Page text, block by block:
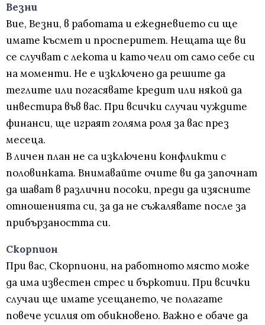
Везни
Вие, Везни, в работата и ежедневието си ще
имате късмет и просперитет. Нещата ще ви
се случват с лекота и като чели от само себе си
на моменти. Не е изключено да решите да
теглите или погасявате кредит или някой да
инвестира във вас. При всички случаи чуждите
финанси, ще играят голяма роля за вас през
месеца.
В личен план не са изключени конфликти с
половинката. Внимавайте очите ви да започнат
да шават в различни посоки, преди да изясните
отношенията си, за да не съжалявате после за
прибързаността си.
Скорпион
При вас, Скорпиони, на работното място може
да има известен стрес и бъркотии. При всички
случаи ще имате усещането, че полагате
повече усилия от обикновено. Важно е обаче да